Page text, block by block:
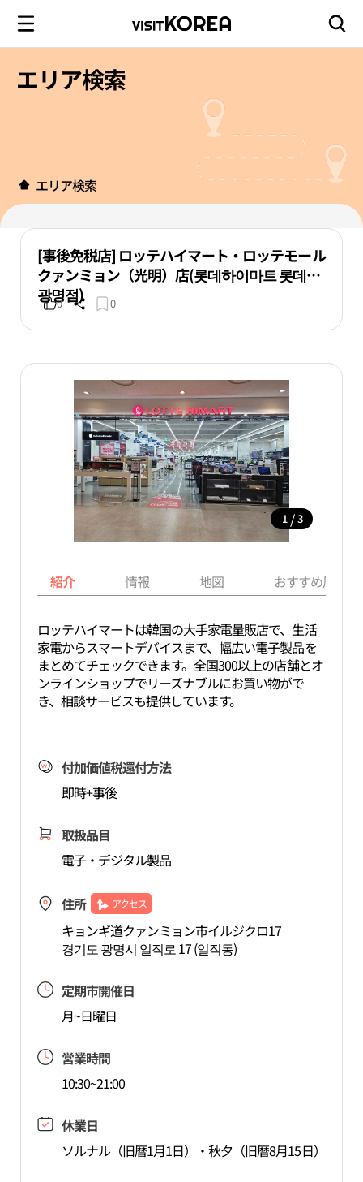
エリア検索
エリア検索
[事後免税店] ロッテハイマート・ロッテモール
クァンミョン（光明）店(롯데하이마트 롯데몰
광명점)
0 0
1 / 3
紹介 情報 地図 おすすめ周辺
ロッテハイマートは韓国の大手家電量販店で、生活
家電からスマートデバイスまで、幅広い電子製品を
まとめてチェックできます。全国300以上の店舗とオ
ンラインショップでリーズナブルにお買い物がで
き、相談サービスも提供しています。
付加価値税還付方法
即時+事後
取扱品目
電子・デジタル製品
住所 アクセス
キョンギ道クァンミョン市イルジクロ17
경기도 광명시 일직로 17 (일직동)
定期市開催日
月~日曜日
営業時間
10:30~21:00
休業日
ソルナル（旧暦1月1日）・秋夕（旧暦8月15日）